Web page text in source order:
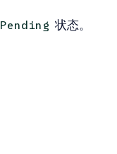
Pending 状态。